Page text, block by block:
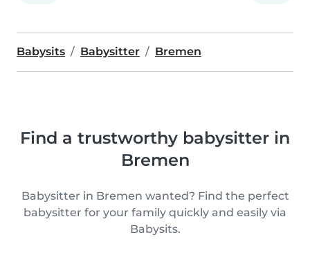
Babysits Babysitter Bremen
Find a trustworthy babysitter in
Bremen
Babysitter in Bremen wanted? Find the perfect
babysitter for your family quickly and easily via
Babysits.